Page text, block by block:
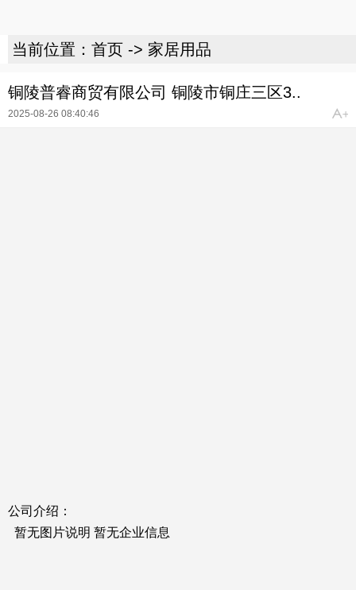
当前位置： 首页 -> 家居用品
铜陵普睿商贸有限公司 铜陵市铜庄三区3..
2025-08-26 08:40:46
公司介绍：
暂无图片说明 暂无企业信息